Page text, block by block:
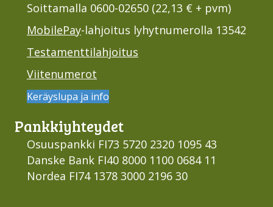
Soittamalla 0600-02650 (22,13 € + pvm)
MobilePay-lahjoitus lyhytnumerolla 13542
Testamenttilahjoitus
Viitenumerot
Keräyslupa ja info
Pankki­yhteydet
Osuuspankki FI73 5720 2320 1095 43
Danske Bank FI40 8000 1100 0684 11
Nordea FI74 1378 3000 2196 30